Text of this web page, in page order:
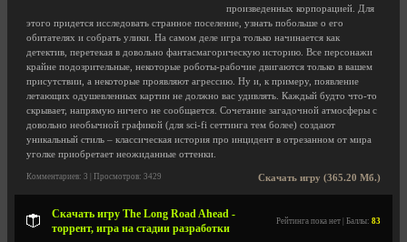
произведенных корпорацией. Для
этого придется исследовать странное поселение, узнать побольше о его
обитателях и собрать улики. На самом деле игра только начинается как
детектив, перетекая в довольно фантасмагорическую историю. Все персонажи
крайне подозрительные, некоторые роботы-рабочие двигаются только в вашем
присутствии, а некоторые проявляют агрессию. Ну и, к примеру, появление
летающих одушевленных картин не должно вас удивлять. Каждый будто что-то
скрывает, напрямую ничего не сообщается. Сочетание загадочной атмосферы с
довольно необычной графикой (для sci-fi сеттинга тем более) создают
уникальный стиль – классическая история про инцидент в отрезанном от мира
уголке приобретает неожиданные оттенки.
Скачать игру (365.20 Мб.)
Комментариев: 3 | Просмотров: 3429
Скачать игру The Long Road Ahead -
торрент, игра на стадии разработки
Рейтинга пока нет | Баллы: 83